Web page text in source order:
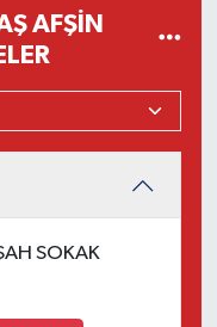
AFŞIN
SOKAK